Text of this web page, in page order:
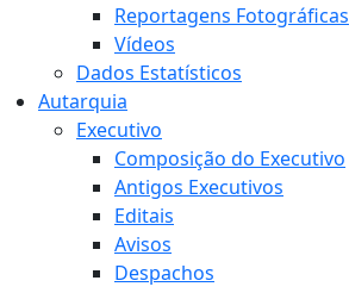
Reportagens Fotográficas
Vídeos
Dados Estatísticos
Autarquia
Executivo
Composição do Executivo
Antigos Executivos
Editais
Avisos
Despachos